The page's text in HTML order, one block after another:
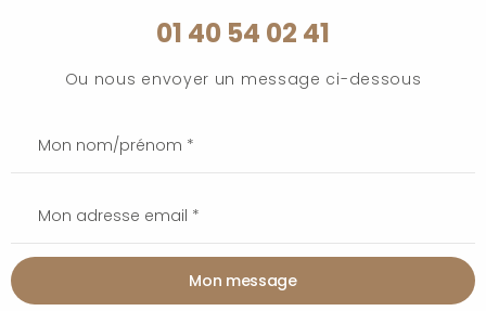
01 40 54 02 41
Ou nous envoyer un message ci-dessous
Mon message